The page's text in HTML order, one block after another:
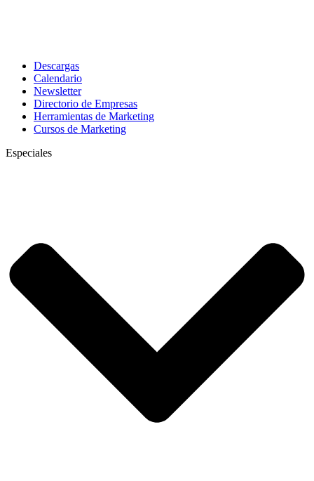
Descargas
Calendario
Newsletter
Directorio de Empresas
Herramientas de Marketing
Cursos de Marketing
Especiales